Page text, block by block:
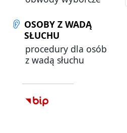
OSOBY Z WADĄ
SŁUCHU
procedury dla osób
z wadą słuchu